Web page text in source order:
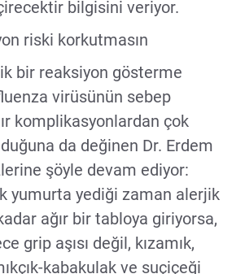
bilgisini veriyor.
riski korkutmasın
bir reaksiyon gösterme
virüsünün sebep
komplikasyonlardan çok
da değinen Dr. Erdem
şöyle devam ediyor:
yumurta yediği zaman alerjik
ağır bir tabloya giriyorsa,
grip aşısı değil, kızamık,
kabakulak ve suçiçeği